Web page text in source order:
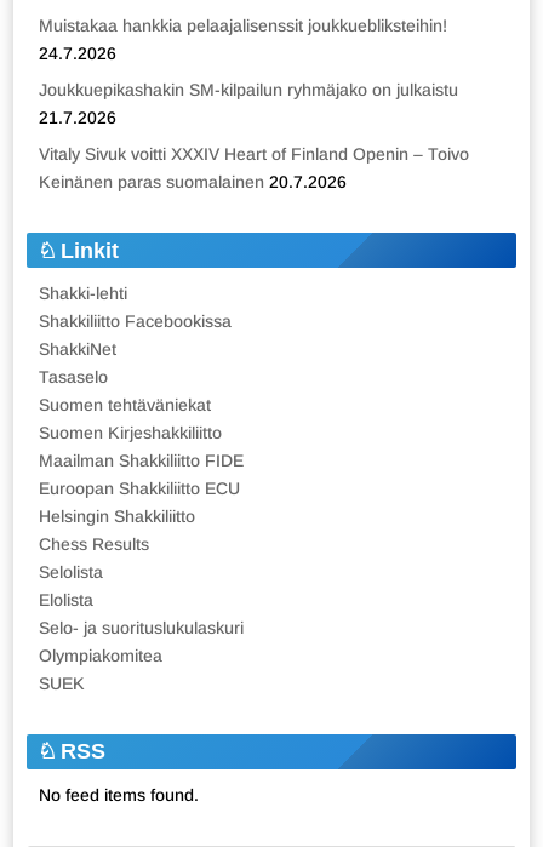
Muistakaa hankkia pelaajalisenssit joukkuebliksteihin!
24.7.2026
Joukkuepikashakin SM-kilpailun ryhmäjako on julkaistu
21.7.2026
Vitaly Sivuk voitti XXXIV Heart of Finland Openin – Toivo
Keinänen paras suomalainen 20.7.2026
Linkit
Shakki-lehti
Shakkiliitto Facebookissa
ShakkiNet
Tasaselo
Suomen tehtäväniekat
Suomen Kirjeshakkiliitto
Maailman Shakkiliitto FIDE
Euroopan Shakkiliitto ECU
Helsingin Shakkiliitto
Chess Results
Selolista
Elolista
Selo- ja suorituslukulaskuri
Olympiakomitea
SUEK
RSS
No feed items found.